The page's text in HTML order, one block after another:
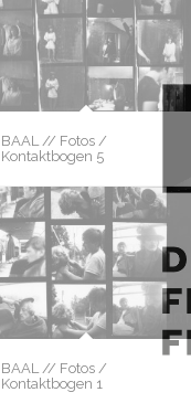
BAAL // Fotos /
Kontaktbogen 5
BAAL // Fotos /
Kontaktbogen 1